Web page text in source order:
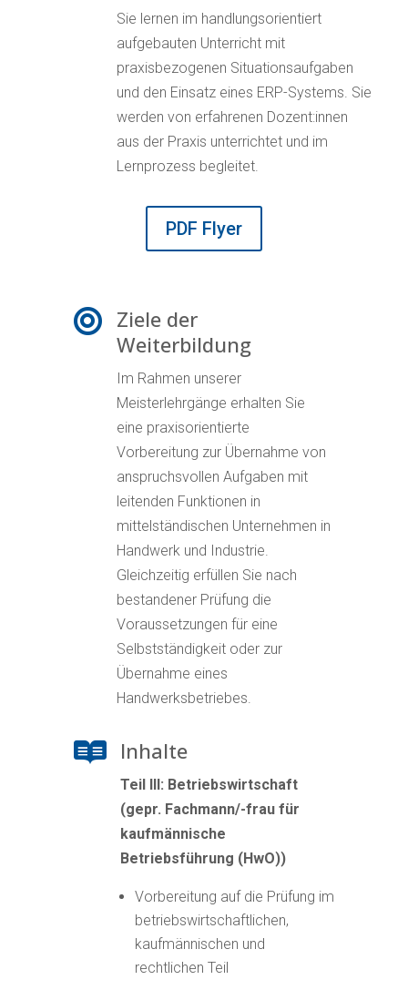
Sie lernen im handlungsorientiert
aufgebauten Unterricht mit
praxisbezogenen Situationsaufgaben
und den Einsatz eines ERP-Systems. Sie
werden von erfahrenen Dozent:innen
aus der Praxis unterrichtet und im
Lernprozess begleitet.
PDF Flyer
 Ziele der
Weiterbildung
Im Rahmen unserer
Meisterlehrgänge erhalten Sie
eine praxisorientierte
Vorbereitung zur Übernahme von
anspruchsvollen Aufgaben mit
leitenden Funktionen in
mittelständischen Unternehmen in
Handwerk und Industrie.
Gleichzeitig erfüllen Sie nach
bestandener Prüfung die
Voraussetzungen für eine
Selbstständigkeit oder zur
Übernahme eines
Handwerksbetriebes.
 Inhalte
Teil III: Betriebswirtschaft
(gepr. Fachmann/-frau für
kaufmännische
Betriebsführung (HwO))
Vorbereitung auf die Prüfung im
betriebswirtschaftlichen,
kaufmännischen und
rechtlichen Teil